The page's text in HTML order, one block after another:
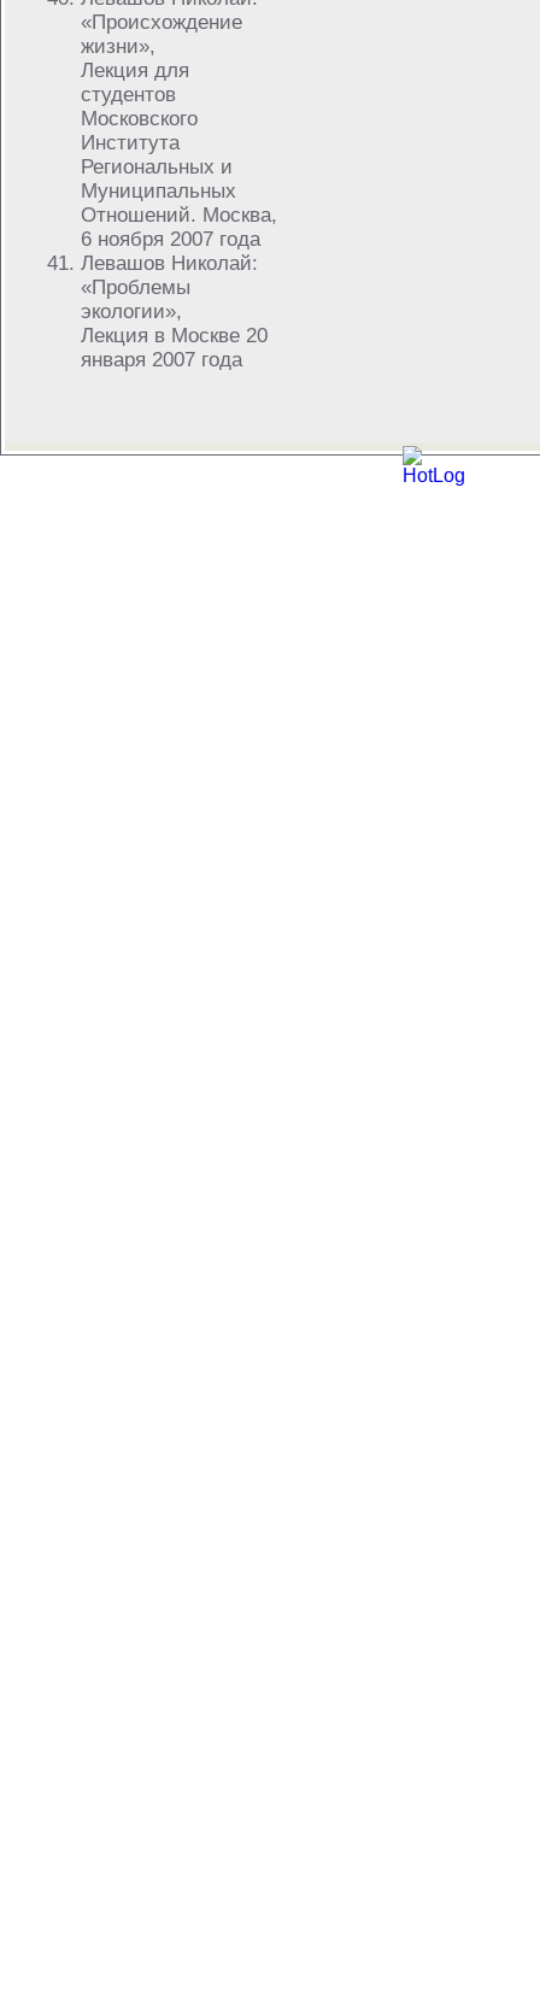
«Происхождение
жизни»,
Лекция для
студентов
Московского
Института
Региональных и
Муниципальных
Отношений. Москва,
6 ноября 2007 года
Левашов Николай:
«Проблемы
экологии»,
Лекция в Москве 20
января 2007 года